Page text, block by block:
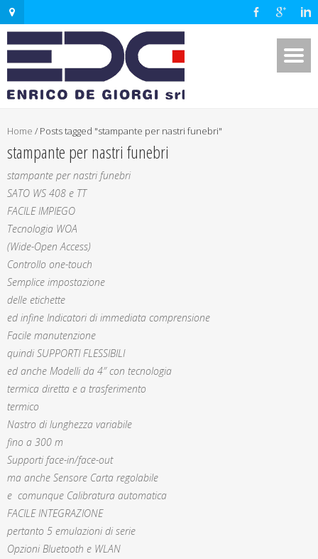
Home / Posts tagged "stampante per nastri funebri"
stampante per nastri funebri
stampante per nastri funebri
SATO WS 408 e TT
FACILE IMPIEGO
Tecnologia WOA
(Wide-Open Access)
Controllo one-touch
Semplice impostazione
delle etichette
ed infine Indicatori di immediata comprensione
Facile manutenzione
quindi SUPPORTI FLESSIBILI
ed anche Modelli da 4″ con tecnologia
termica diretta e a trasferimento
termico
Nastro di lunghezza variabile
fino a 300 m
Supporti face-in/face-out
ma anche Sensore Carta regolabile
e comunque Calibratura automatica
FACILE INTEGRAZIONE
pertanto 5 emulazioni di serie
Opzioni Bluetooth e WLAN